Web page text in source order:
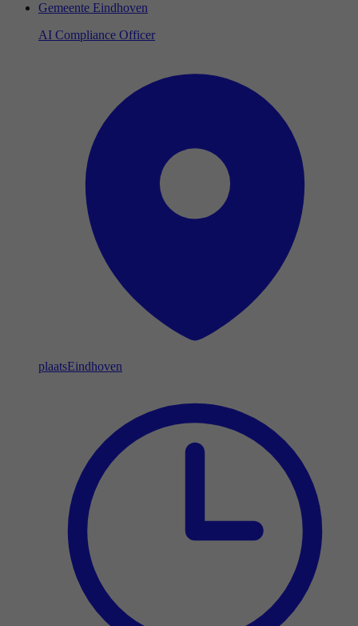
Gemeente Eindhoven
AI Compliance Officer
plaatsEindhoven